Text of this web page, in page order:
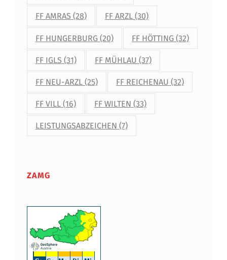
FF AMRAS (28) FF ARZL (30)
FF HUNGERBURG(20) FF HÖTTING (32)
FF IGLS (31) FF MÜHLAU (37)
FF NEU-ARZL(25) FF REICHENAU (32)
FF VILL(16) FF WILTEN (33)
LEISTUNGSABZEICHEN (7)
ZAMG